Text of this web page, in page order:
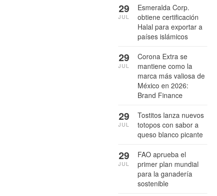
Esmeralda Corp.
obtiene certificación
Halal para exportar a
países islámicos
29
JUL
Corona Extra se
mantiene como la
marca más valiosa de
México en 2026:
Brand Finance
29
JUL
Tostitos lanza nuevos
totopos con sabor a
queso blanco picante
29
JUL
FAO aprueba el
primer plan mundial
para la ganadería
sostenible
29
JUL